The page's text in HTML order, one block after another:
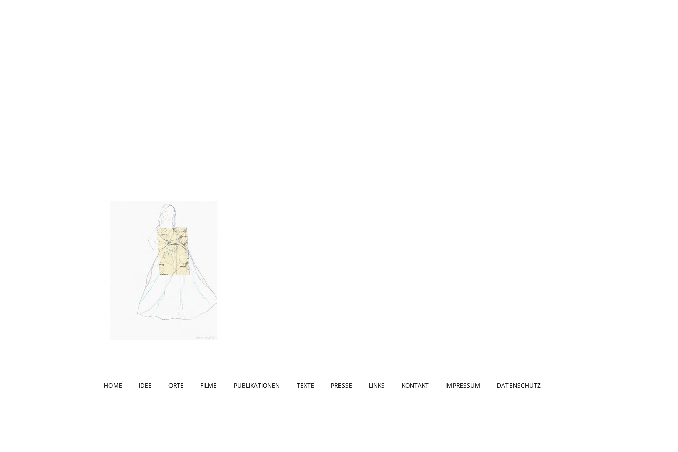
HOME IDEE ORTE FILME PUBLIKATIONEN TEXTE PRESSE LINKS KONTAKT IMPRESSUM DATENSCHUTZ